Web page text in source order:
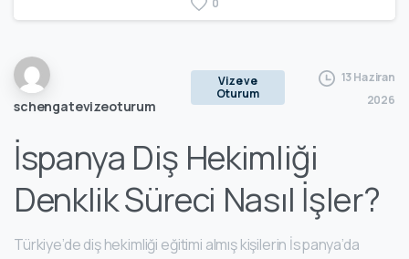
schengatevizeoturum
Vize ve
Oturum
13 Haziran
2026
İspanya Diş Hekimliği
Denklik Süreci Nasıl İşler?
Türkiye’de diş hekimliği eğitimi almış kişilerin İspanya’da